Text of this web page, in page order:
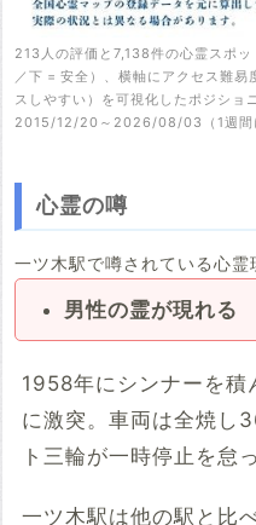
213人の評価と7,138件の心霊スポ
／下 = 安全）、横軸にアクセス難
スしやすい）を可視化したポジショ
2015/12/20～2026/08/03（1週間
心霊の噂
一ツ木駅で噂されている心霊
男性の霊が現れる
1958年にシンナーを積
に激突。車両は全焼し
ト三輪が一時停止を怠
一ツ木駅は他の駅と比